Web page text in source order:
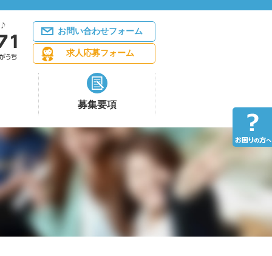
お問い合わせフォーム
求人応募フォーム
募集要項